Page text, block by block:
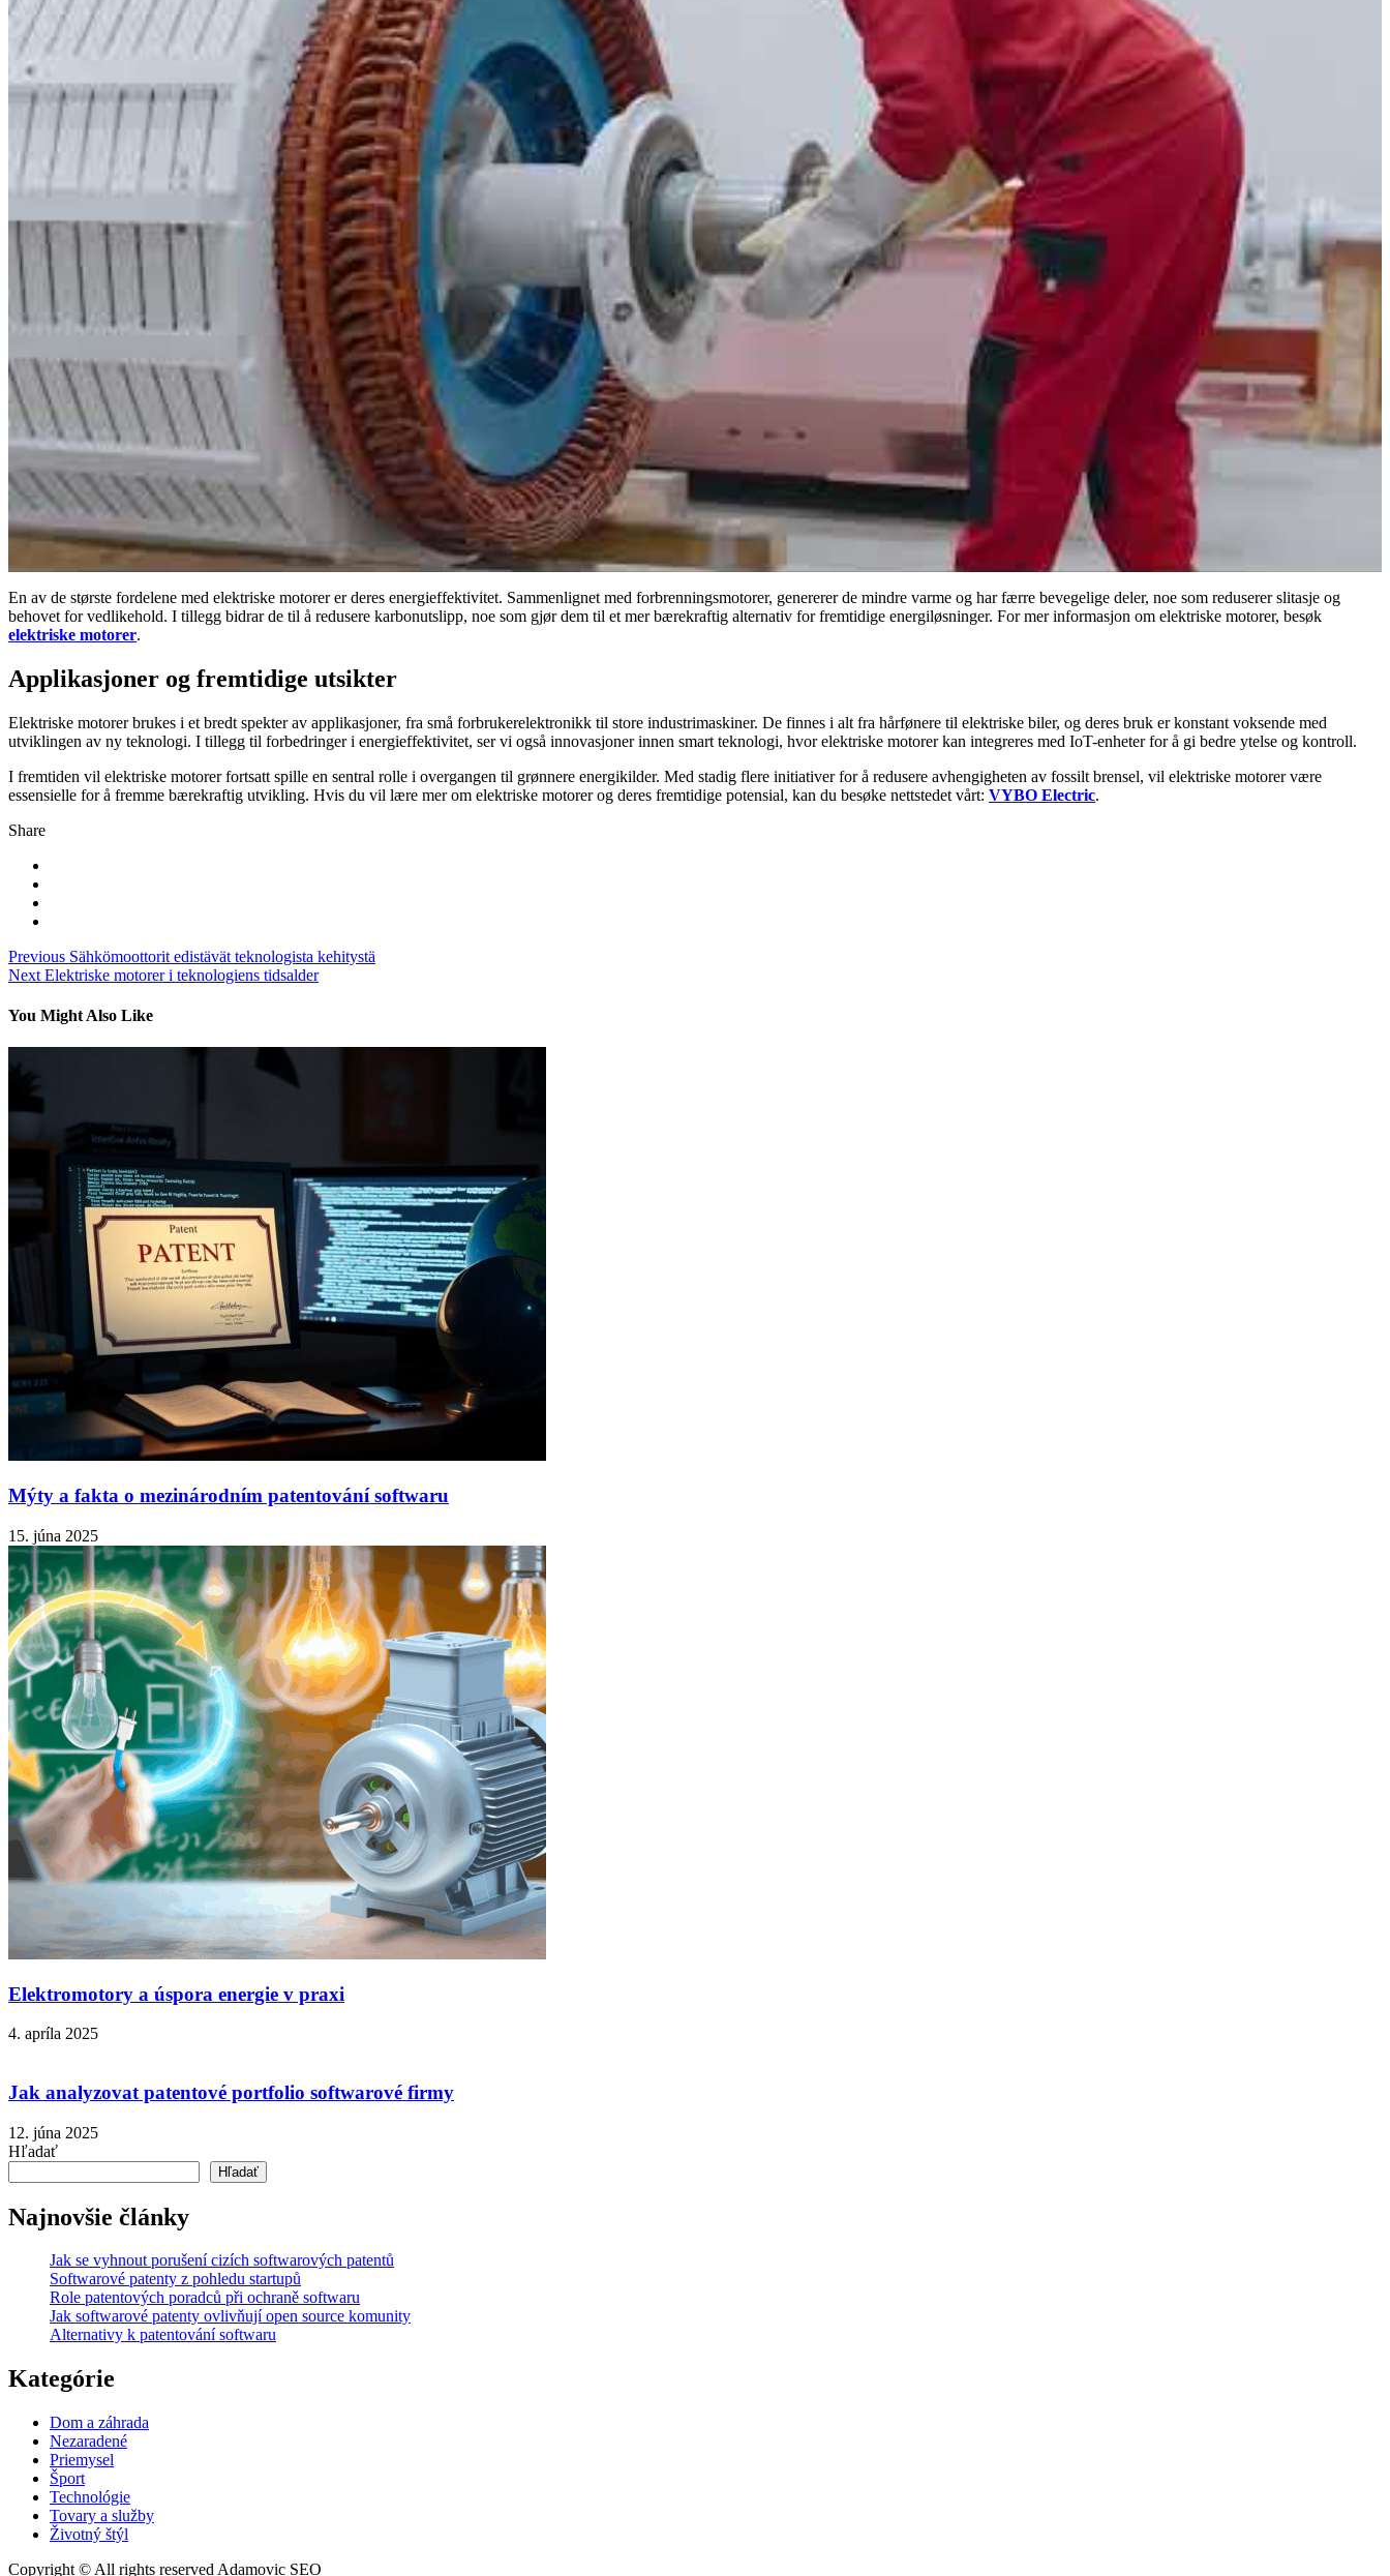
En av de største fordelene med elektriske motorer er deres energieffektivitet. Sammenlignet med forbrenningsmotorer, genererer de mindre varme og har færre bevegelige deler, noe som reduserer slitasje og
behovet for vedlikehold. I tillegg bidrar de til å redusere karbonutslipp, noe som gjør dem til et mer bærekraftig alternativ for fremtidige energiløsninger. For mer informasjon om elektriske motorer, besøk
elektriske motorer.
Applikasjoner og fremtidige utsikter
Elektriske motorer brukes i et bredt spekter av applikasjoner, fra små forbrukerelektronikk til store industrimaskiner. De finnes i alt fra hårfønere til elektriske biler, og deres bruk er konstant voksende med
utviklingen av ny teknologi. I tillegg til forbedringer i energieffektivitet, ser vi også innovasjoner innen smart teknologi, hvor elektriske motorer kan integreres med IoT-enheter for å gi bedre ytelse og kontroll.
I fremtiden vil elektriske motorer fortsatt spille en sentral rolle i overgangen til grønnere energikilder. Med stadig flere initiativer for å redusere avhengigheten av fossilt brensel, vil elektriske motorer være
essensielle for å fremme bærekraftig utvikling. Hvis du vil lære mer om elektriske motorer og deres fremtidige potensial, kan du besøke nettstedet vårt: VYBO Electric.
Share
Navigácia
v
článku
Previous Sähkömoottorit edistävät teknologista kehitystä
Next Elektriske motorer i teknologiens tidsalder
You Might Also Like
Mýty a fakta o mezinárodním patentování softwaru
15. júna 2025
Elektromotory a úspora energie v praxi
4. apríla 2025
Jak analyzovat patentové portfolio softwarové firmy
12. júna 2025
Hľadať
Hľadať
Najnovšie články
Jak se vyhnout porušení cizích softwarových patentů
Softwarové patenty z pohledu startupů
Role patentových poradců při ochraně softwaru
Jak softwarové patenty ovlivňují open source komunity
Alternativy k patentování softwaru
Kategórie
Dom a záhrada
Nezaradené
Priemysel
Šport
Technológie
Tovary a služby
Životný štýl
Copyright © All rights reserved Adamovic SEO